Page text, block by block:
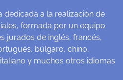
dedicada a la realización de
formada por un equipo
jurados de inglés, francés,
búlgaro, chino,
y muchos otros idiomas